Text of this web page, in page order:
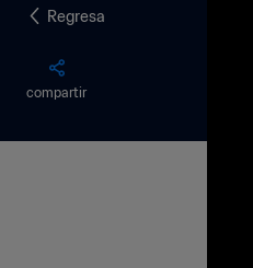
Regresa
compartir